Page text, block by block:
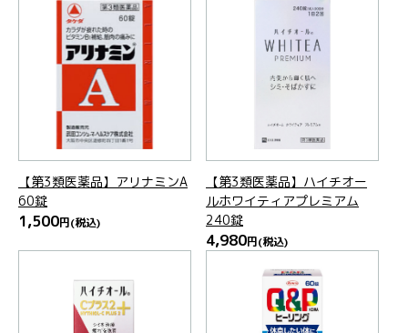
【第3類医薬品】アリナミンA
60錠
1,500円(税込)
【第3類医薬品】ハイチオー
ルホワイティアプレミアム
240錠
4,980円(税込)